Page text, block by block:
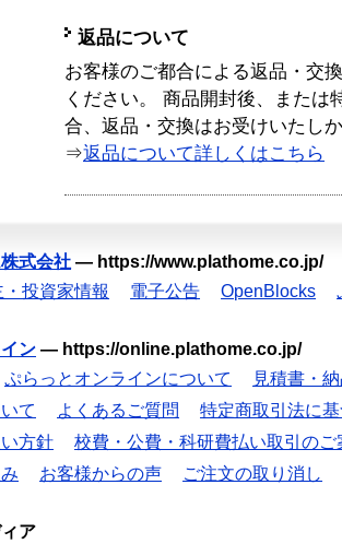
返品について
お客様のご都合による返品・交
ください。 商品開封後、または
合、返品・交換はお受けいたし
⇒返品について詳しくはこちら
式会社 — https://www.plathome.co.jp/
・投資家情報 電子公告 OpenBlocks
ン — https://online.plathome.co.jp/
ぷらっとオンラインについて
見積書・
て
よくあるご質問
特定商取引法に
方針
校費・公費・科研費払い取引のご
お客様からの声 ご注文の取り消し
ア